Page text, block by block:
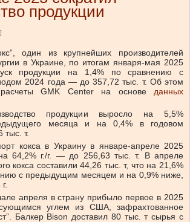
продукции
один из крупнейших производителей
в Украине, по итогам января-мая 2025
продукции на 1,4% по сравнению с
2024 года — до 357,72 тыс. т. Об этом
расчеты GMK Center на основе данных
продукции выросло на 5,5%
месяца и на 0,4% в годовом
тыс. т.
кокса в Украину в январе-апреле 2025
64,2% г./г. — до 256,63 тыс. т. В апреле
кокса составили 44,26 тыс. т, что на 21,6%
с предыдущим месяцем и на 0,9% ниже,
апреля в страну прибыло первое в 2025
углем из США, зафрахтованное
Балкер Bison доставил 80 тыс. т сырья с